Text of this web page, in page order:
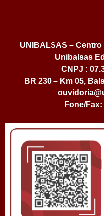
UNIBALSAS –
Unibalsas
CNPJ :
BR 230 – Km 05,
Fone/Fax: